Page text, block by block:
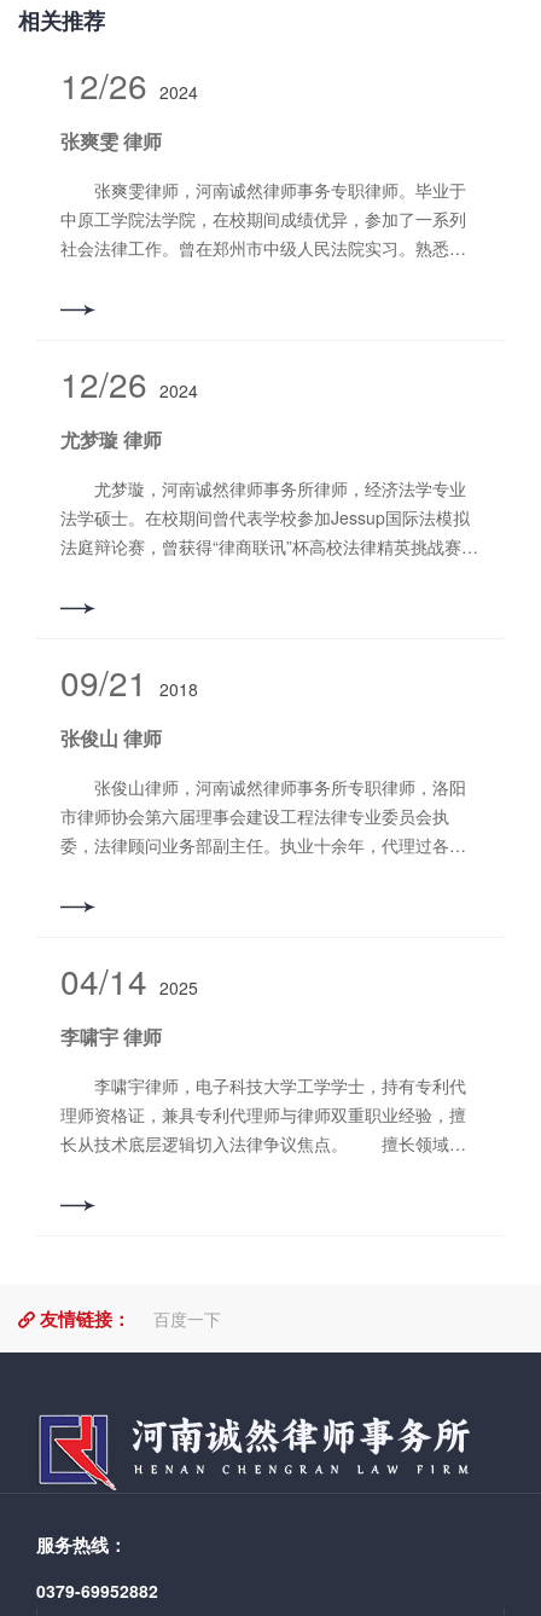
相关推荐
12/26 2024
张爽雯 律师
张爽雯律师，河南诚然律师事务专职律师。毕业于
中原工学院法学院，在校期间成绩优异，参加了一系列
社会法律工作。曾在郑州市中级人民法院实习。熟悉各
人之事。坚决维护当事人的合法利益，维护法律的正确
电话：15514353282
12/26 2024
尤梦璇 律师
尤梦璇，河南诚然律师事务所律师，经济法学专业
法学硕士。在校期间曾代表学校参加Jessup国际法模拟
法庭辩论赛，曾获得“律商联讯”杯高校法律精英挑战赛个
及医疗领域合规和风险控制、知识产权纠纷、不正当竞
规和风险控制、知识产权纠纷、不正当竞争纠纷、人身
律服务产品。 联系方式：13938881750 电子邮箱：
maryyule@163.com
09/21 2018
张俊山 律师
张俊山律师，河南诚然律师事务所专职律师，洛阳
市律师协会第六届理事会建设工程法律专业委员会执
委，法律顾问业务部副主任。执业十余年，代理过各类
产、合同纠纷、民商事纠纷等。 联系电话：
04/14 2025
李啸宇 律师
李啸宇律师，电子科技大学工学学士，持有专利代
理师资格证，兼具专利代理师与律师双重职业经验，擅
长从技术底层逻辑切入法律争议焦点。 擅长领域：
知识产权侵权诉讼与执行，为企业提供知识产权全链条
友情链接： 百度一下
服务热线：
0379-69952882